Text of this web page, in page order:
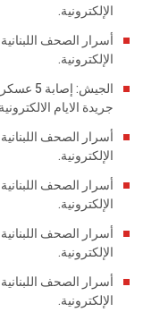
الإلكترونية.
الإلكترونية.
الجيش:
جريدة الايام
الإلكترونية.
الإلكترونية.
الإلكترونية.
الإلكترونية.